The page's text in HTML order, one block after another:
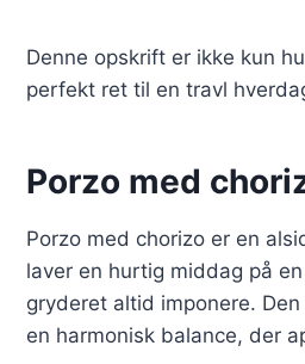
Denne opskrift er ikke kun
perfekt ret til en travl
Porzo med
Porzo med chorizo er en
laver en hurtig middag på
gryderet altid imponere.
en harmonisk balance, der